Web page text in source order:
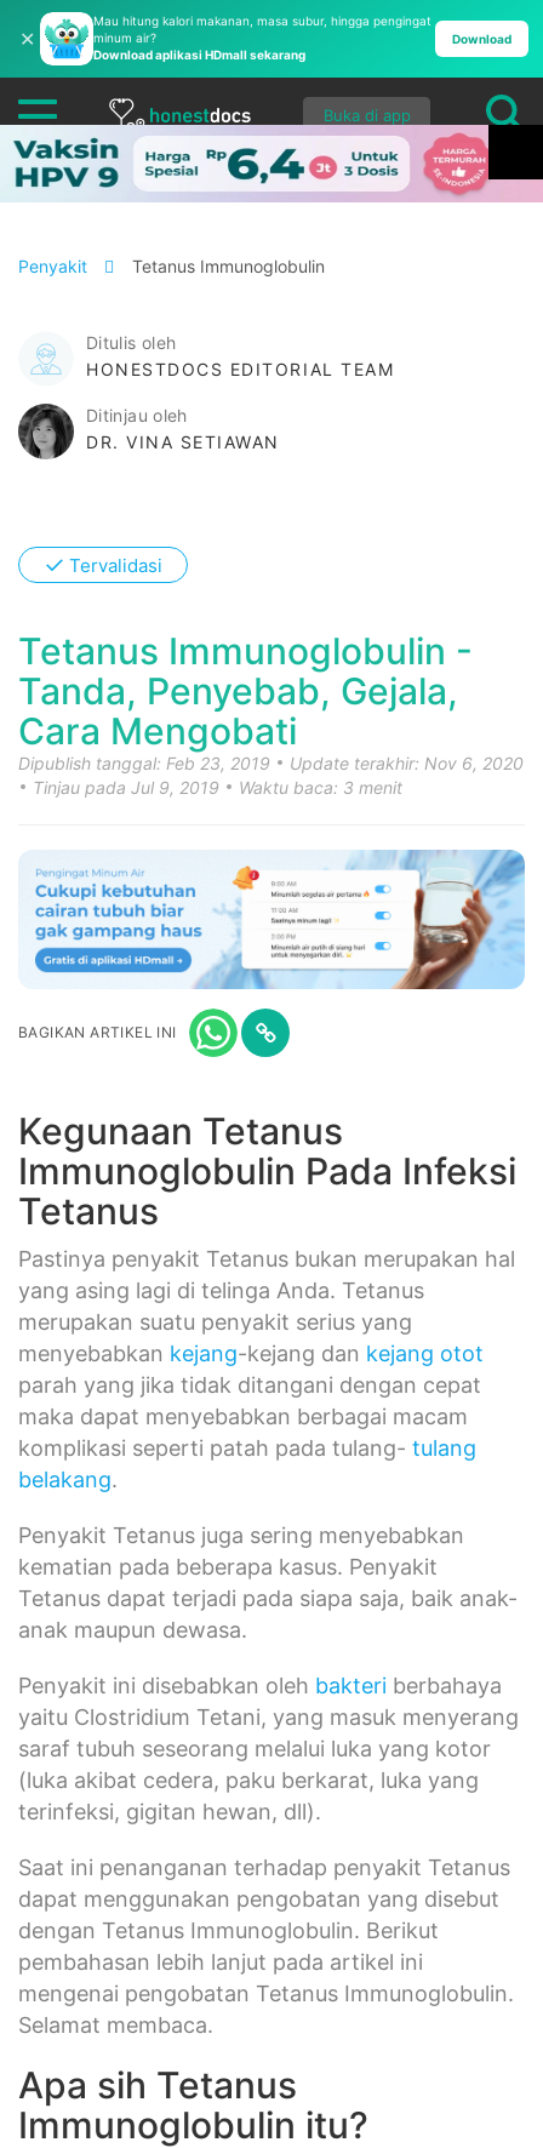
✕
Mau hitung kalori makanan, masa subur, hingga pengingat
minum air?
Download aplikasi HDmall sekarang
Download
Buka di app
Penyakit Tetanus Immunoglobulin
Ditulis oleh
HONESTDOCS EDITORIAL TEAM
Ditinjau oleh
DR. VINA SETIAWAN
✓ Tervalidasi
Tetanus Immunoglobulin -
Tanda, Penyebab, Gejala,
Cara Mengobati
Dipublish tanggal: Feb 23, 2019
Update terakhir: Nov 6, 2020
Tinjau pada Jul 9, 2019
Waktu baca: 3 menit
BAGIKAN ARTIKEL INI
Kegunaan Tetanus
Immunoglobulin Pada Infeksi
Tetanus
Pastinya penyakit Tetanus bukan merupakan hal
yang asing lagi di telinga Anda. Tetanus
merupakan suatu penyakit serius yang
menyebabkan kejang-kejang dan kejang otot
parah yang jika tidak ditangani dengan cepat
maka dapat menyebabkan berbagai macam
komplikasi seperti patah pada tulang- tulang
belakang.
Penyakit Tetanus juga sering menyebabkan
kematian pada beberapa kasus. Penyakit
Tetanus dapat terjadi pada siapa saja, baik anak-
anak maupun dewasa.
Penyakit ini disebabkan oleh bakteri berbahaya
yaitu Clostridium Tetani, yang masuk menyerang
saraf tubuh seseorang melalui luka yang kotor
(luka akibat cedera, paku berkarat, luka yang
terinfeksi, gigitan hewan, dll).
Saat ini penanganan terhadap penyakit Tetanus
dapat menggunakan pengobatan yang disebut
dengan Tetanus Immunoglobulin. Berikut
pembahasan lebih lanjut pada artikel ini
mengenai pengobatan Tetanus Immunoglobulin.
Selamat membaca.
Apa sih Tetanus
Immunoglobulin itu?